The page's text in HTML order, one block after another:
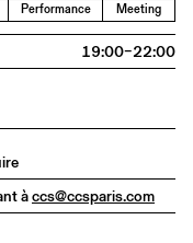
Performance Meeting
19:00–22:00
àccs@ccsparis.com